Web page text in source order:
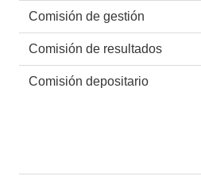
Comisión de gestión
Comisión de resultados
Comisión depositario